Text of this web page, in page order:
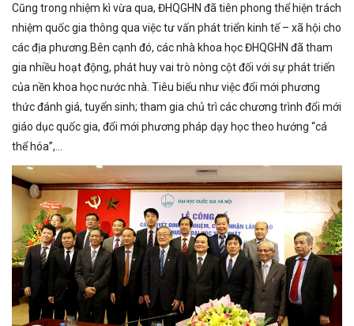
Cũng trong nhiệm kì vừa qua, ĐHQGHN đã tiên phong thể hiện trách
nhiệm quốc gia thông qua việc tư vấn phát triển kinh tế – xã hội cho
các địa phương.Bên cạnh đó, các nhà khoa học ĐHQGHN đã tham
gia nhiều hoạt động, phát huy vai trò nòng cột đối với sự phát triển
của nền khoa học nước nhà. Tiêu biểu như việc đổi mới phương
thức đánh giá, tuyển sinh; tham gia chủ trì các chương trình đổi mới
giáo dục quốc gia, đổi mới phương pháp dạy học theo hướng “cá
thể hóa”,…